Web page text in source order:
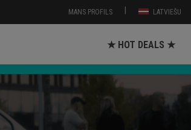
LATVIEŠU
|
MANS PROFILS
★ HOT DEALS ★